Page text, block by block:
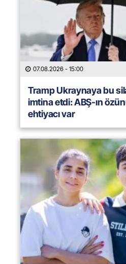
07.08.2026 - 15:00
Tramp Ukraynaya bu
imtina etdi: ABŞ-ın
ehtiyacı var